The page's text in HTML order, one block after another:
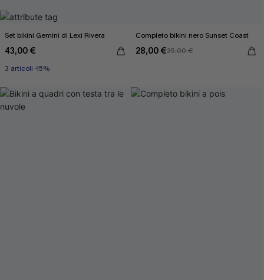
Set bikini Gemini di Lexi Rivera
43,00 €
3 articoli -15%
Completo bikini nero Sunset Coast
28,00 €35,00 €